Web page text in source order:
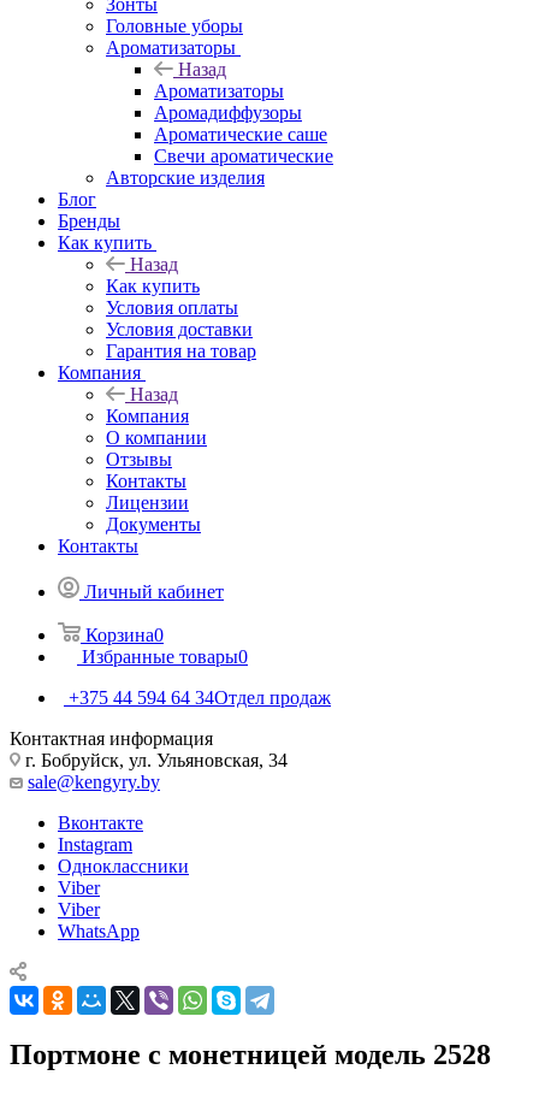
Зонты
Головные уборы
Ароматизаторы
Назад
Ароматизаторы
Аромадиффузоры
Ароматические саше
Свечи ароматические
Авторские изделия
Блог
Бренды
Как купить
Назад
Как купить
Условия оплаты
Условия доставки
Гарантия на товар
Компания
Назад
Компания
О компании
Отзывы
Контакты
Лицензии
Документы
Контакты
Личный кабинет
Корзина0
Избранные товары0
+375 44 594 64 34Отдел продаж
Контактная информация
г. Бобруйск, ул. Ульяновская, 34
sale@kengyry.by
Вконтакте
Instagram
Одноклассники
Viber
Viber
WhatsApp
Портмоне с монетницей модель 2528